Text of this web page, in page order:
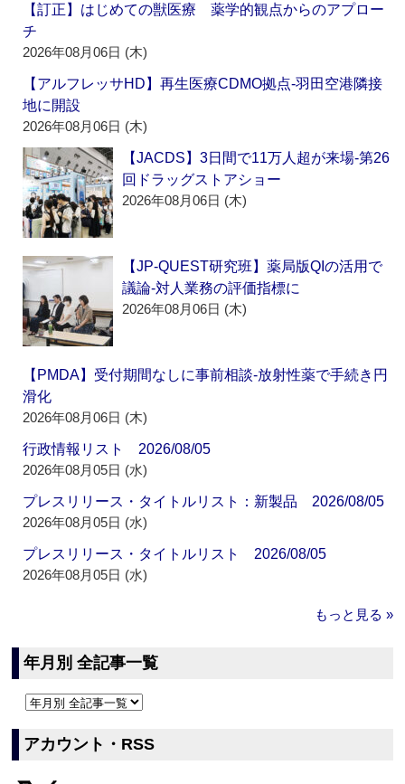
【訂正】はじめての獣医療 薬学的観点からのアプロー
チ
2026年08月06日 (木)
【アルフレッサHD】再生医療CDMO拠点‐羽田空港隣接
地に開設
2026年08月06日 (木)
【JACDS】3日間で11万人超が来場‐第26
回ドラッグストアショー
2026年08月06日 (木)
【JP-QUEST研究班】薬局版QIの活用で
議論‐対人業務の評価指標に
2026年08月06日 (木)
【PMDA】受付期間なしに事前相談‐放射性薬で手続き円
滑化
2026年08月06日 (木)
行政情報リスト 2026/08/05
2026年08月05日 (水)
プレスリリース・タイトルリスト：新製品 2026/08/05
2026年08月05日 (水)
プレスリリース・タイトルリスト 2026/08/05
2026年08月05日 (水)
もっと見る »
年月別 全記事一覧
アカウント・RSS